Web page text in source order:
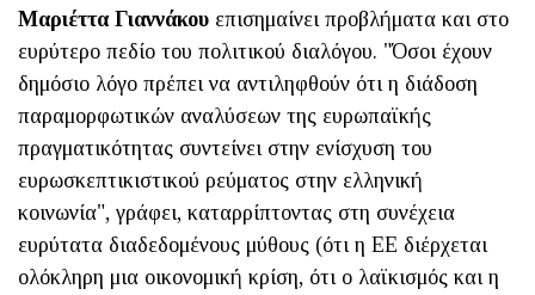
Μαριέττα Γιαννάκου επισημαίνει προβλήματα και στο
ευρύτερο πεδίο του πολιτικού διαλόγου. "Όσοι έχουν
δημόσιο λόγο πρέπει να αντιληφθούν ότι η διάδοση
παραμορφωτικών αναλύσεων της ευρωπαϊκής
πραγματικότητας συντείνει στην ενίσχυση του
ευρωσκεπτικιστικού ρεύματος στην ελληνική
κοινωνία", γράφει, καταρρίπτοντας στη συνέχεια
ευρύτατα διαδεδομένους μύθους (ότι η ΕΕ διέρχεται
ολόκληρη μια οικονομική κρίση, ότι ο λαϊκισμός και η